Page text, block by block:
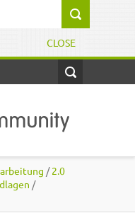
CLOSE
/2.0
/